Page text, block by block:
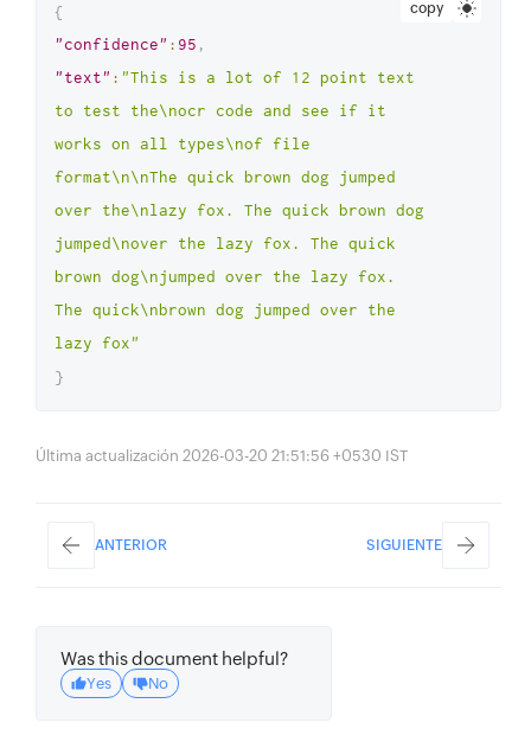
copy
{
"confidence" : 95 ,
"text" : "This is a lot of 12 point text
to test the\nocr code and see if it
works on all types\nof file
format\n\nThe quick brown dog jumped
over the\nlazy fox. The quick brown dog
jumped\nover the lazy fox. The quick
brown dog\njumped over the lazy fox.
The quick\nbrown dog jumped over the
lazy fox"
}
Última actualización 2026-03-20 21:51:56 +0530 IST
ANTERIOR SIGUIENTE
Was this document helpful?
Yes No